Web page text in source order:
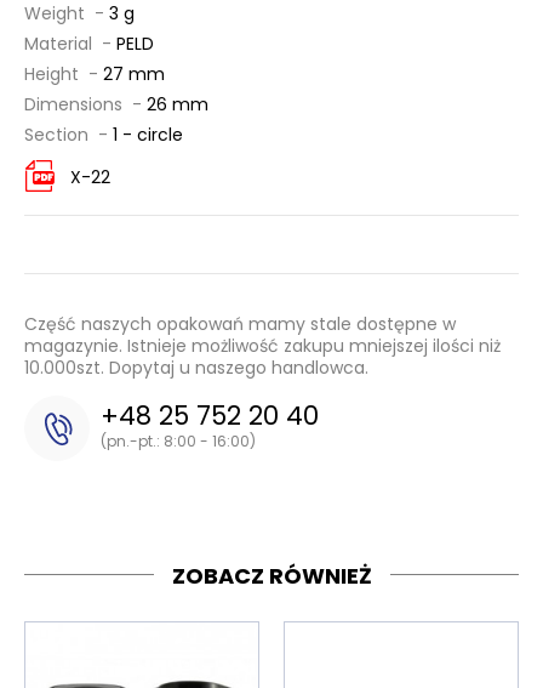
Weight - 3 g
Material - PELD
Height - 27 mm
Dimensions - 26 mm
Section - 1 - circle
X-22
Część naszych opakowań mamy stale dostępne w
magazynie. Istnieje możliwość zakupu mniejszej ilości niż
10.000szt. Dopytaj u naszego handlowca.
+48 25 752 20 40
(pn.-pt.: 8:00 - 16:00)
ZOBACZ RÓWNIEŻ